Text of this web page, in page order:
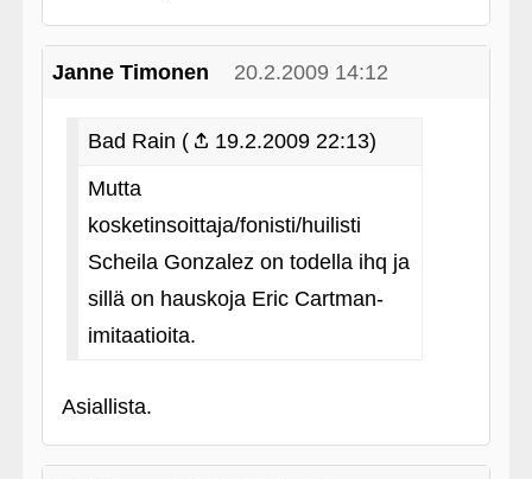
Janne Timonen 20.2.2009 14:12
Bad Rain (
19.2.2009 22:13)
Mutta
kosketinsoittaja/fonisti/huilisti
Scheila Gonzalez on todella ihq ja
sillä on hauskoja Eric Cartman-
imitaatioita.
Asiallista.